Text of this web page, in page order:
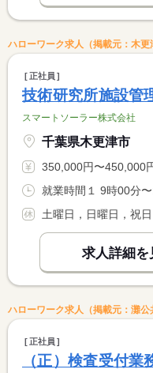
ハローワーク求人（掲載元：木更
正社員
技術研究所施設管
スマートソーラー株式会社
千葉県木更津市
350,000円〜450,000円 ※フルタイム求人の場
就業時間１ 9時00分
土曜日，日曜日，祝
求人詳細を
ハローワーク求人（掲載元：灘公
正社員
（正）検査受付業